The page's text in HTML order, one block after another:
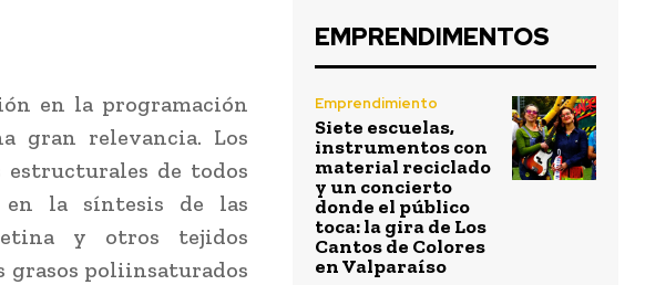
en la programación
gran relevancia. Los
estructurales de todos
en la síntesis de las
y otros tejidos
grasos poliinsaturados
EMPRENDIMENTOS
Emprendimiento
Siete escuelas,
instrumentos con
material reciclado
y un concierto
donde el público
toca: la gira de Los
Cantos de Colores
en Valparaíso